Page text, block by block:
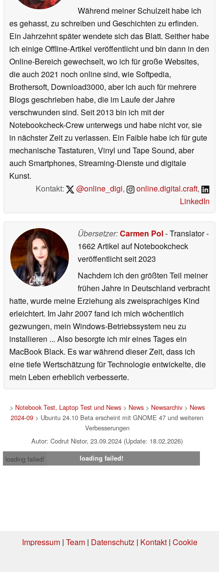
Während meiner Schulzeit habe ich
es gehasst, zu schreiben und Geschichten zu erfinden.
Ein Jahrzehnt später wendete sich das Blatt. Seither habe
ich einige Offline-Artikel veröffentlicht und bin dann in den
Online-Bereich gewechselt, wo ich für große Websites,
die auch 2021 noch online sind, wie Softpedia,
Brothersoft, Download3000, aber ich auch für mehrere
Blogs geschrieben habe, die im Laufe der Jahre
verschwunden sind. Seit 2013 bin ich mit der
Notebookcheck-Crew unterwegs und habe nicht vor, sie
in nächster Zeit zu verlassen. Ein Faible habe ich für gute
mechanische Tastaturen, Vinyl und Tape Sound, aber
auch Smartphones, Streaming-Dienste und digitale
Kunst.
Kontakt:
@online_digi, online.digital.craft,
LinkedIn
Übersetzer:Carmen Pol- Translator-
1662 Artikel auf Notebookcheck
veröffentlichtseit 2023
Nachdem ich den größten Teil meiner
frühen Jahre in Deutschland verbracht
hatte, wurde meine Erziehung als zweisprachiges Kind
erleichtert. Im Jahr 2007 fand ich mich wöchentlich
gezwungen, mein Windows-Betriebssystem neu zu
installieren ... Also besorgte ich mir eines Tages ein
MacBook Black. Es war während dieser Zeit, dass ich
eine tiefe Wertschätzung für Technologie entwickelte, die
mein Leben erheblich verbesserte.
> Notebook Test, Laptop Test und News> News> Newsarchiv> News
2024-09 > Ubuntu 24.10 Beta erscheint mit GNOME 47 und weiteren
Verbesserungen
Autor: Codrut Nistor, 23.09.2024 (Update: 18.02.2026)
loading failed!
loading failed!
Impressum| Team| Datenschutz| Kontakt| Cookie